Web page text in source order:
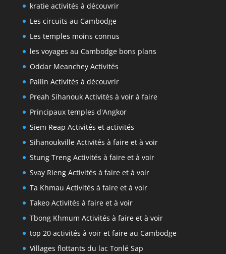
kratie activités à découvrir
Les circuits au Cambodge
Les temples moins connus
les voyages au Cambodge bons plans
Oddar Meanchey Activités
Pailin Activités à découvrir
Preah Sihanouk Activités à voir à faire
Principaux temples d'Angkor
Siem Reap Activités et activités
Sihanoukville Activités à faire et à voir
Stung Treng Activités à faire et à voir
Svay Rieng Activités à faire et à voir
Ta Khmau Activités à faire et à voir
Takeo Activités à faire et à voir
Tbong Khmum Activités à faire et à voir
top 20 activités à voir et faire au Cambodge
Villages flottants du lac Tonlé Sap